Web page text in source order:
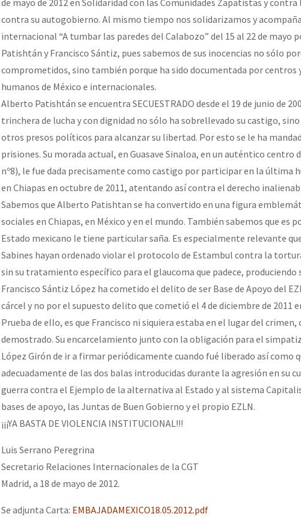
contra su autogobierno. Al mismo tiempo nos solidarizamos y
internacional “A tumbar las paredes del Calabozo” del 15 al 22 de mayo
Patishtán y Francisco Sántiz, pues sabemos de sus inocencias no sólo
comprometidos, sino también porque ha sido documentada por centros
humanos de México e internacionales.
Alberto Patishtán se encuentra SECUESTRADO desde el 19 de junio de
trinchera de lucha y con dignidad no sólo ha sobrellevado su castigo,
otros presos políticos para alcanzar su libertad. Por esto se le ha
prisiones. Su morada actual, en Guasave Sinaloa, en un auténtico centro
nº8), le fue dada precisamente como castigo por participar en la última
en Chiapas en octubre de 2011, atentando así contra el derecho
Sabemos que Alberto Patishtan se ha convertido en una figura
sociales en Chiapas, en México y en el mundo. También sabemos que es
Estado mexicano le tiene particular saña. Es especialmente relevante
Sabines hayan ordenado violar el protocolo de Estambul contra la
sin su tratamiento específico para el glaucoma que padece,
Francisco Sántiz López ha cometido el delito de ser Base de Apoyo del
cárcel y no por el supuesto delito que cometió el 4 de diciembre de 2011
Prueba de ello, es que Francisco ni siquiera estaba en el lugar del
demostrado. Su encarcelamiento junto con la obligación para el
López Girón de ir a firmar periódicamente cuando fué liberado así como
adecuadamente de las dos balas introducidas durante la agresión en su
guerra contra el Ejemplo de la alternativa al Estado y al sistema
bases de apoyo, las Juntas de Buen Gobierno y el propio EZLN.
¡¡¡YA BASTA DE VIOLENCIA INSTITUCIONAL!!!
Luis Serrano Peregrina
Secretario Relaciones Internacionales de la CGT
Madrid, a 18 de mayo de 2012.
Se adjunta Carta: EMBAJADAMEXICO18.05.2012.pdf